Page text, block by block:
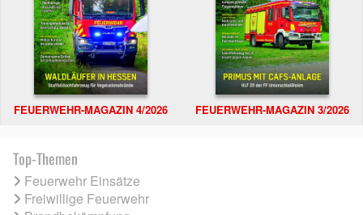
FEUERWEHR-MAGAZIN 4/2026 FEUERWEHR-MAGAZIN 3/2026
Top-Themen
Feuerwehr Einsätze
Freiwillige Feuerwehr